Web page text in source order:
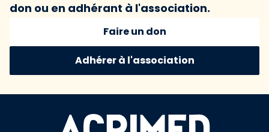
don ou en adhérant à l'association.
Faire un don
Adhérer à l'association